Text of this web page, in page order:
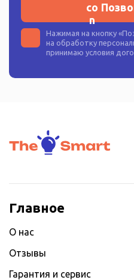
Нажимая на кнопку «
на обработку
принимаю условия
Главное
О нас
Отзывы
Гарантия и сервис